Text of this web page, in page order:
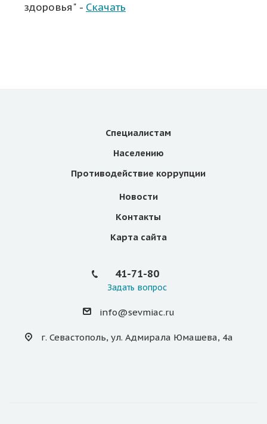
здоровья" - Скачать
Специалистам
Населению
Противодействие коррупции
Новости
Контакты
Карта сайта
41-71-80
Задать вопрос
info@sevmiac.ru
г. Севастополь, ул. Адмирала Юмашева, 4а